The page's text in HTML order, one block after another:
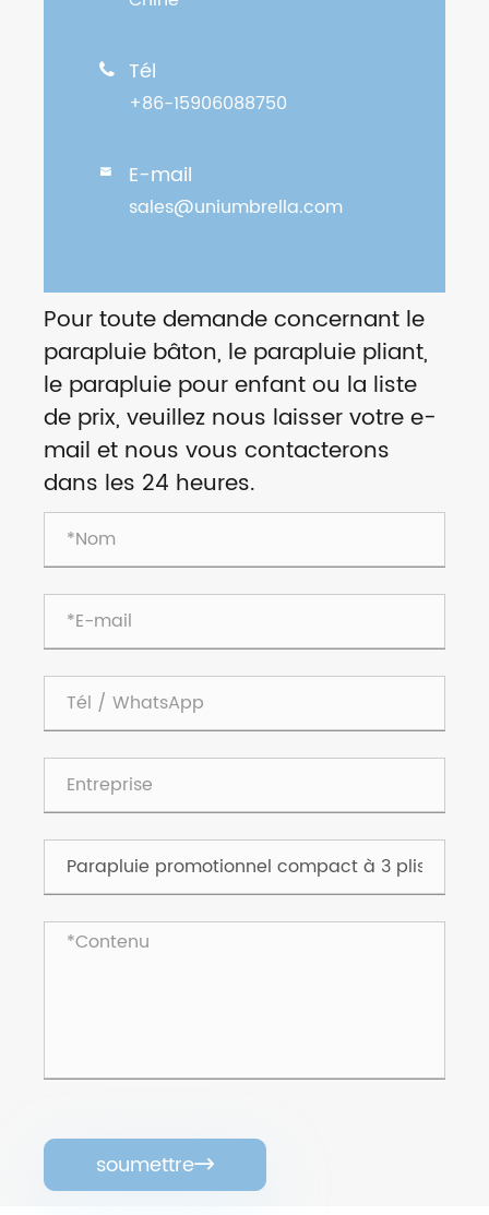
 Tél
+86-15906088750
 E-mail
sales@uniumbrella.com
Pour toute demande concernant le
parapluie bâton, le parapluie pliant,
le parapluie pour enfant ou la liste
de prix, veuillez nous laisser votre e-
mail et nous vous contacterons
dans les 24 heures.
soumettre